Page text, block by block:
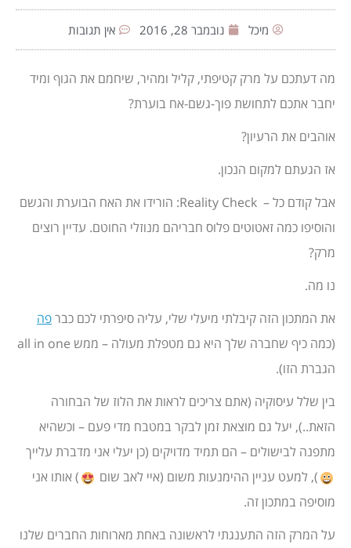
מיכל נובמבר 28, 2016 אין תגובות
מה דעתכם על מרק קטיפתי, קליל ומהיר, שיחמם את הגוף ומיד
יחבר אתכם לתחושת פוך-גשם-אח בוערת?
אוהבים את הרעיון?
אז הגעתם למקום הנכון.
אבל קודם כל – Reality Check: הורידו את האח הבוערת והגשם
והוסיפו כמה זאטוטים פלוס חבריהם מנוזלי החוטם. עדיין רוצים
מרק?
נו מה.
את המתכון הזה קיבלתי מיעלי שלי, עליה סיפרתי לכם כברפה
(כמה כיף שחברה שלך היא גם מטפלת מעולה – ממש all in one
הגברת הזו).
בין שלל עיסוקיה (אתם צריכים לראות את הלוז של הבחורה
הזאת..), יעל גם מוצאת זמן לבקר במטבח מדי פעם – וכשהיא
מתפנה לבישולים – הם תמיד מדויקים (כן יעלי אני מדברת עלייך
), למעט עניין ההימנעות משום (איי לאב שום
) אותו אני
מוסיפה במתכון זה.
על המרק הזה התענגתי לראשונה באחת מארוחות החברים שלנו